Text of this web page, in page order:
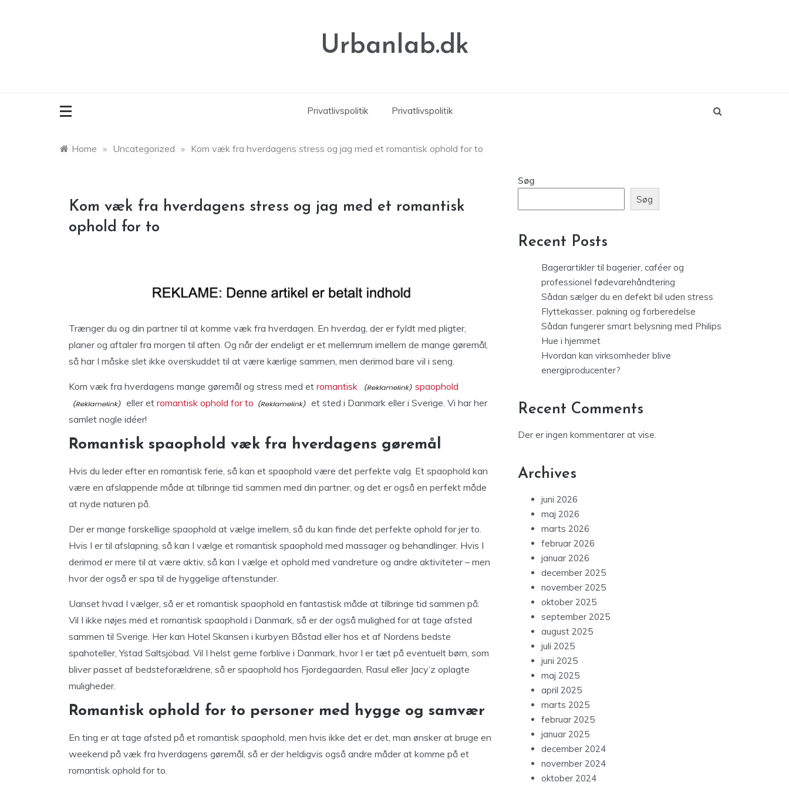
Urbanlab.dk
Privatlivspolitik Privatlivspolitik
Home » Uncategorized » Kom væk fra hverdagens stress og jag med et romantisk ophold for to
Kom væk fra hverdagens stress og jag med et romantisk
ophold for to
Trænger du og din partner til at komme væk fra hverdagen. En hverdag, der er fyldt med pligter,
planer og aftaler fra morgen til aften. Og når der endeligt er et mellemrum imellem de mange gøremål,
så har I måske slet ikke overskuddet til at være kærlige sammen, men derimod bare vil i seng.
Kom væk fra hverdagens mange gøremål og stress med et romantisk
spaophold
eller et romantisk ophold for to
et sted i Danmark eller i Sverige. Vi har her
samlet nogle idéer!
Romantisk spaophold væk fra hverdagens gøremål
Hvis du leder efter en romantisk ferie, så kan et spaophold være det perfekte valg. Et spaophold kan
være en afslappende måde at tilbringe tid sammen med din partner, og det er også en perfekt måde
at nyde naturen på.
Der er mange forskellige spaophold at vælge imellem, så du kan finde det perfekte ophold for jer to.
Hvis I er til afslapning, så kan I vælge et romantisk spaophold med massager og behandlinger. Hvis I
derimod er mere til at være aktiv, så kan I vælge et ophold med vandreture og andre aktiviteter – men
hvor der også er spa til de hyggelige aftenstunder.
Uanset hvad I vælger, så er et romantisk spaophold en fantastisk måde at tilbringe tid sammen på.
Vil I ikke nøjes med et romantisk spaophold i Danmark, så er der også mulighed for at tage afsted
sammen til Sverige. Her kan Hotel Skansen i kurbyen Båstad eller hos et af Nordens bedste
spahoteller, Ystad Saltsjöbad. Vil I helst gerne forblive i Danmark, hvor I er tæt på eventuelt børn, som
bliver passet af bedsteforældrene, så er spaophold hos Fjordegaarden, Rasul eller Jacy’z oplagte
muligheder.
Romantisk ophold for to personer med hygge og samvær
En ting er at tage afsted på et romantisk spaophold, men hvis ikke det er det, man ønsker at bruge en
weekend på væk fra hverdagens gøremål, så er der heldigvis også andre måder at komme på et
romantisk ophold for to.
Søg
Søg
Recent Posts
Bagerartikler til bagerier, caféer og
professionel fødevarehåndtering
Sådan sælger du en defekt bil uden stress
Flyttekasser, pakning og forberedelse
Sådan fungerer smart belysning med Philips
Hue i hjemmet
Hvordan kan virksomheder blive
energiproducenter?
Recent Comments
Der er ingen kommentarer at vise.
Archives
juni 2026
maj 2026
marts 2026
februar 2026
januar 2026
december 2025
november 2025
oktober 2025
september 2025
august 2025
juli 2025
juni 2025
maj 2025
april 2025
marts 2025
februar 2025
januar 2025
december 2024
november 2024
oktober 2024